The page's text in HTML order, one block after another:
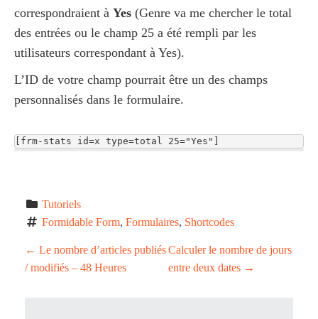
correspondraient à Yes (Genre va me chercher le total
des entrées ou le champ 25 a été rempli par les
utilisateurs correspondant à Yes).
L’ID de votre champ pourrait être un des champs
personnalisés dans le formulaire.
[frm-stats id=x type=total 25="Yes"]
Tutoriels
Formidable Form, Formulaires, Shortcodes
P
← Le nombre d’articles publiés
/ modifiés – 48 Heures
Calculer le nombre de jours
entre deux dates →